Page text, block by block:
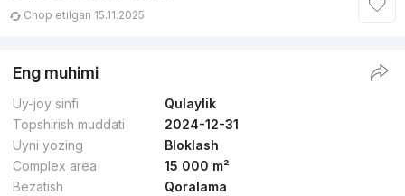
Chop etilgan 15.11.2025
Eng muhimi
Uy-joy sinfi
Qulaylik
Topshirish muddati
2024-12-31
Uyni yozing
Bloklash
Complex area
15 000 m²
Bezatish
Qoralama